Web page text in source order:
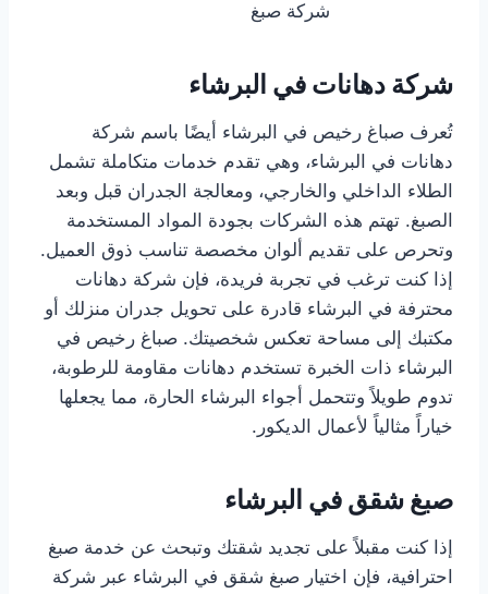
شركة صبغ
شركة دهانات في البرشاء
تُعرف صباغ رخيص في البرشاء أيضًا باسم شركة
دهانات في البرشاء، وهي تقدم خدمات متكاملة تشمل
الطلاء الداخلي والخارجي، ومعالجة الجدران قبل وبعد
الصبغ. تهتم هذه الشركات بجودة المواد المستخدمة
وتحرص على تقديم ألوان مخصصة تناسب ذوق العميل.
إذا كنت ترغب في تجربة فريدة، فإن شركة دهانات
محترفة في البرشاء قادرة على تحويل جدران منزلك أو
مكتبك إلى مساحة تعكس شخصيتك. صباغ رخيص في
البرشاء ذات الخبرة تستخدم دهانات مقاومة للرطوبة،
تدوم طويلاً وتتحمل أجواء البرشاء الحارة، مما يجعلها
خياراً مثالياً لأعمال الديكور.
صبغ شقق في البرشاء
إذا كنت مقبلاً على تجديد شقتك وتبحث عن خدمة صبغ
احترافية، فإن اختيار صبغ شقق في البرشاء عبر شركة